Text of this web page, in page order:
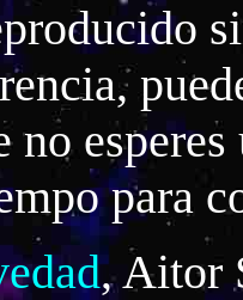
no esperes
para
, Aitor